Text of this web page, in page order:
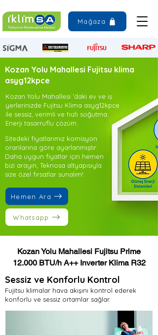
Mağaza
Kozan Yolu Mahallesi Fujitsu klima
asyg12kpce
Kozan Yolu Mahallesi ’daki ev ve iş
yerlerinizde Fujitsu Klima asyg12kpce
ile sessiz, verimli ve hızlı soğutma.
Enerji tasarruflu çözüm.
Sitedeki fiyatlarımız komisyon
oranlarına göre ayarlanmıştır.
Daha uygun fiyatlar için hemen
bizi arayın, Teknosa altyapısıyla
size özel fırsatlar sunalım!
Hemen Ara
Whatsapp
Kozan Yolu Mahallesi Fujitsu Prime
12.000 BTU/h A++ Inverter Klima R32
Sessiz ve Konforlu Kontrol
Fujitsu klimalar hava akışını kontrol ederek
konforlu ve sessiz ortamlar sağlar.